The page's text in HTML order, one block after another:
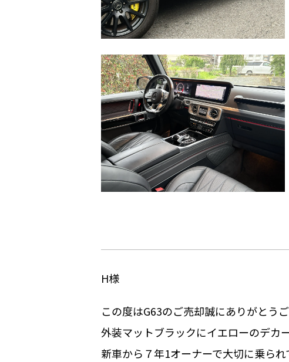
H様
この度はG63のご売却誠にありがとう
外装マットブラックにイエローのデカ
新車から７年1オーナーで大切に乗ら